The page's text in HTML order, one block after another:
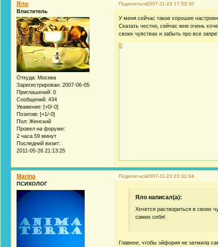
Поделиться2007-11-23 17:53:30
Яло
Властитель
Откуда: Москва
Зарегистрирован: 2007-06-05
Приглашений: 0
Сообщений: 434
Уважение: [+0/-0]
Позитив: [+1/-0]
Пол: Женский
Провел на форуме:
2 часа 59 минут
Последний визит:
2011-05-26 21:13:25
У меня сейчас такое хорошее
Сказать честно, сейчас мне очень
своих чувствах и забыть про все
0
Поделиться2007-11-23 22:31:04
Marina
ПСИХОЛОГ
Яло написал(а):
Хочется раствориться в своих
самих себя!
Главное, чтобы эйфория не затмила